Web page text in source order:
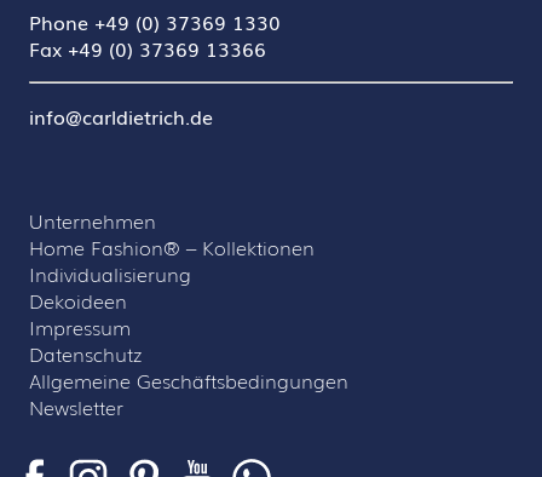
Phone +49 (0) 37369 1330
Fax +49 (0) 37369 13366
info@carldietrich.de
Unternehmen
Home Fashion® – Kollektionen
Individualisierung
Dekoideen
Impressum
Datenschutz
Allgemeine Geschäftsbedingungen
Newsletter